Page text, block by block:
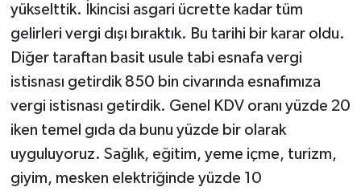
yükselttik. İkincisi asgari ücrette kadar tüm
gelirleri vergi dışı bıraktık. Bu tarihi bir karar oldu.
Diğer taraftan basit usule tabi esnafa vergi
istisnası getirdik 850 bin civarında esnafımıza
vergi istisnası getirdik. Genel KDV oranı yüzde 20
iken temel gıda da bunu yüzde bir olarak
uyguluyoruz. Sağlık, eğitim, yeme içme, turizm,
giyim, mesken elektriğinde yüzde 10